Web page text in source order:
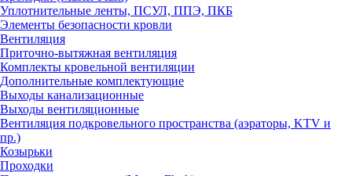
Уплотнительные ленты, ПСУЛ, ППЭ, ПКБ
Элементы безопасности кровли
Вентиляция
Приточно-вытяжная вентиляция
Комплекты кровельной вентиляции
Дополнительные комплектующие
Выходы канализационные
Выходы вентиляционные
Вентиляция подкровельного пространства (аэраторы, KTV и
пр.)
Козырьки
Проходки